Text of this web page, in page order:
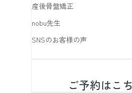
産後骨盤矯正
nobu先生
SNSのお客様の声
ご予約はこ